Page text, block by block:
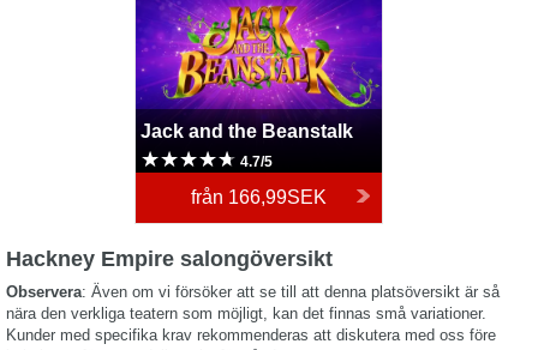
Jack and the Beanstalk
4.7/5
från 166,99SEK
Hackney Empire salongöversikt
Observera: Även om vi försöker att se till att denna platsöversikt är så
nära den verkliga teatern som möjligt, kan det finnas små variationer.
Kunder med specifika krav rekommenderas att diskutera med oss före